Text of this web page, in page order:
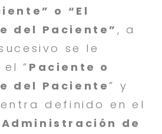
o “El
del Paciente”, a
se le
“ Paciente o
del Paciente” y
definido en el
de